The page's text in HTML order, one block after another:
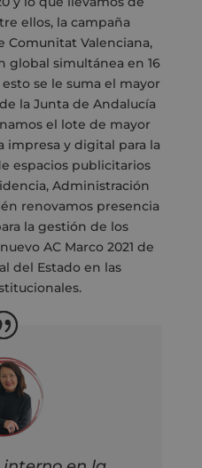
ellos, la campaña
Comunitat Valenciana,
global simultánea en 16
se le suma el mayor
la Junta de Andalucía
el lote de mayor
impresa y digital para la
espacios publicitarios
Administración
renovamos presencia
la gestión de los
AC Marco 2021 de
del Estado en las